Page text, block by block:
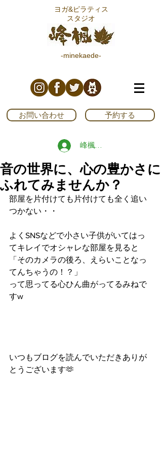
ヨガ&ピラティス
スタジオ
-minekaede-
お問い合わせ 予約する
峰楓ブログ読者登録する
音の世界に、心の豊かさに
ふれてみませんか？
部屋を片付けても片付けても全く追い
つかない・・
よくSNSなどで小さい子供がいてはっ
てキレイでオシャレな部屋を見ると
「そのカメラの後ろ、えらいことなっ
てんちゃうの！？」
って思ってる心ひん曲がってるみねで
すw
いつもブログを読んでいただきありが
とうございます🫶